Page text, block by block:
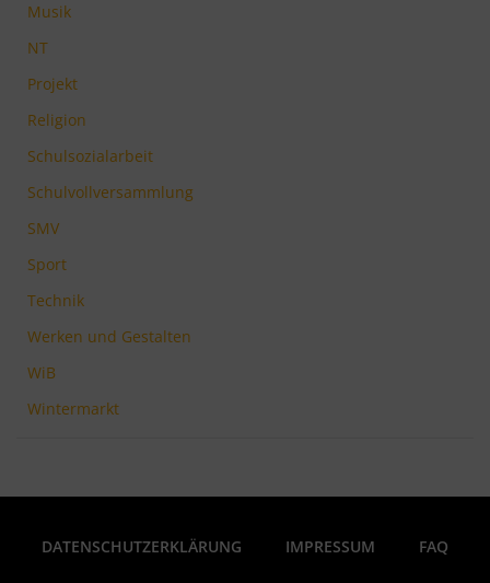
Musik
NT
Projekt
Religion
Schulsozialarbeit
Schulvollversammlung
SMV
Sport
Technik
Werken und Gestalten
WiB
Wintermarkt
DATENSCHUTZERKLÄRUNG IMPRESSUM FAQ